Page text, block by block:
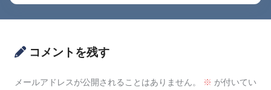
コメントを残す
メールアドレスが公開されることはありません。 ※ が付いてい